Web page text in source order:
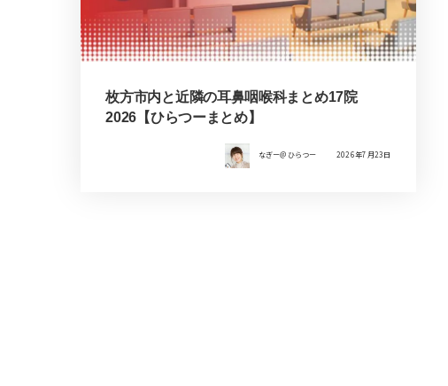
枚方市内と近隣の耳鼻咽喉科まとめ17院
2026【ひらつーまとめ】
なぎー＠ひらつー 2026年7月23日